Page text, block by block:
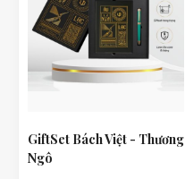
GiftSet Bách Việt - Thương
Ngô